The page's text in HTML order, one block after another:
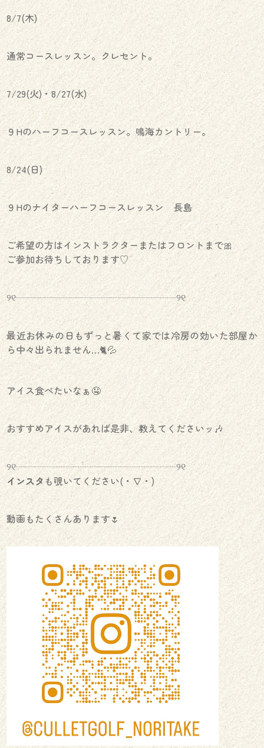
8/7(木)
通常コースレッスン。クレセント。
7/29(火)・8/27(水)
９Hのハーフコースレッスン。鳴海カントリー。
8/24(日)
９Hのナイターハーフコースレッスン 長島
ご希望の方はインストラクターまたはフロントまで🎀
ご参加お待ちしております♡
୨୧┈┈┈┈┈┈┈┈┈┈┈┈┈┈┈┈┈୨୧
最近お休みの日もずっと暑くて家では冷房の効いた部屋か
ら中々出られません…🐈💦
アイス食べたいなぁ🤤
おすすめアイスがあれば是非、教えてくださいッ🎶
୨୧┈┈┈┈┈┈┈┈┈┈┈┈┈┈┈┈┈୨୧
インスタも覗いてください(・∇・)
動画もたくさんあります🌷